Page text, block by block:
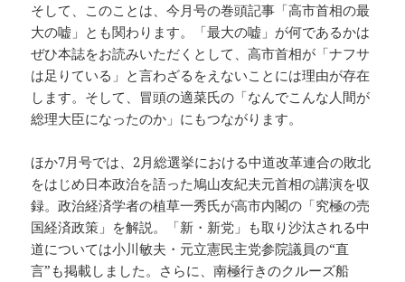
そして、このことは、今月号の巻頭記事「高市首相の最
大の嘘」とも関わります。「最大の嘘」が何であるかは
ぜひ本誌をお読みいただくとして、高市首相が「ナフサ
は足りている」と言わざるをえないことには理由が存在
します。そして、冒頭の適菜氏の「なんでこんな人間が
総理大臣になったのか」にもつながります。
ほか7月号では、2月総選挙における中道改革連合の敗北
をはじめ日本政治を語った鳩山友紀夫元首相の講演を収
録。政治経済学者の植草一秀氏が高市内閣の「究極の売
国経済政策」を解説。「新・新党」も取り沙汰される中
道については小川敏夫・元立憲民主党参院議員の“直
言”も掲載しました。さらに、南極行きのクルーズ船